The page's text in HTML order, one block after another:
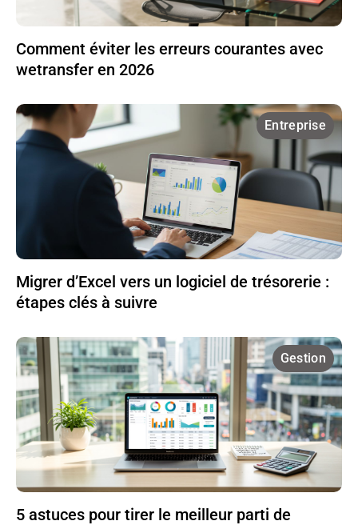
Comment éviter les erreurs courantes avec
wetransfer en 2026
Entreprise
Migrer d’Excel vers un logiciel de trésorerie :
étapes clés à suivre
Gestion
5 astuces pour tirer le meilleur parti de